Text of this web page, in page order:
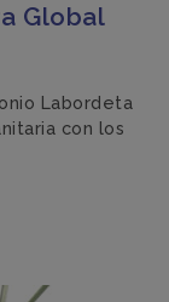
Global
Labordeta
con los